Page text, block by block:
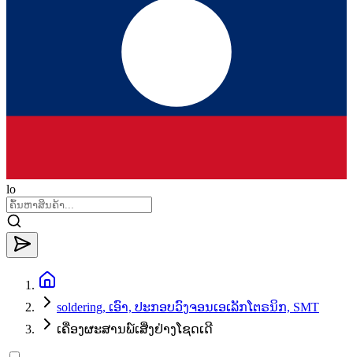
lo
soldering, ເອົາ, ປະກອບວົງຈອນເອເລັກໂຕຣນິກ, SMT
ເຄື່ອງຜະສານພ໌ເສີ່ງຢ່າງໂຊດເດີ